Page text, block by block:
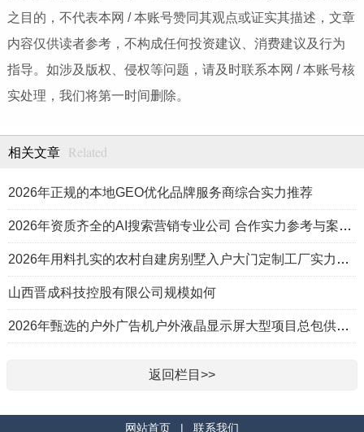
之目的，不代表本网 / 本账号赞同其观点或证实其描述，文章
内容仅供读者参考，不构成任何投资建议、消费建议及行为
指导。如涉及版权、侵权等问题，请及时联系本网 / 本账号核
实处理，我们将第一时间删除。
相关文章 Related
2026年正规的本地GEO优化品牌服务商综合实力推荐
2026年资质齐全的AI搜索营销专业公司 合作实力参考与案例盘点
2026年用料扎实的农村自建房别墅入户大门定制工厂实力公司推荐
山西晋成科技控股有限公司规模如何
2026年甄选的户外广告机户外液晶显示屏大型项目总包供应商推荐
返回栏目>>
网站首页 | 联系我们